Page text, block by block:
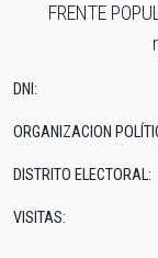
FRENTE
DNI:
ORGANIZACION
DISTRITO ELECTORAL:
VISITAS: